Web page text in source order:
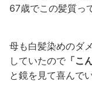
67歳でこの髪質っ
母も白髪染めのダ
していたので 「こ
と鏡を見て喜んで